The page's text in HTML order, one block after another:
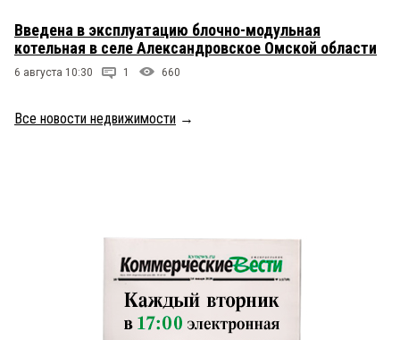
Введена в эксплуатацию блочно-модульная
котельная в селе Александровское Омской области
6 августа 10:30 1 660
Все новости недвижимости →